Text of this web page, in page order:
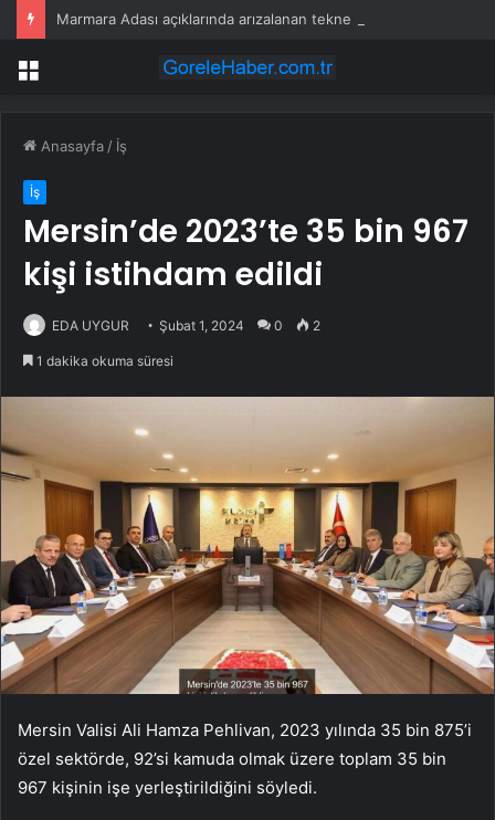
Marmara Adası açıklarında arızalanan tekne kurtarıldı
Menü
Anasayfa / İş
İş
Mersin’de 2023’te 35 bin 967
kişi istihdam edildi
EDA UYGUR Şubat 1, 2024 0 2
1 dakika okuma süresi
Mersin Valisi Ali Hamza Pehlivan, 2023 yılında 35 bin 875’i
özel sektörde, 92’si kamuda olmak üzere toplam 35 bin
967 kişinin işe yerleştirildiğini söyledi.